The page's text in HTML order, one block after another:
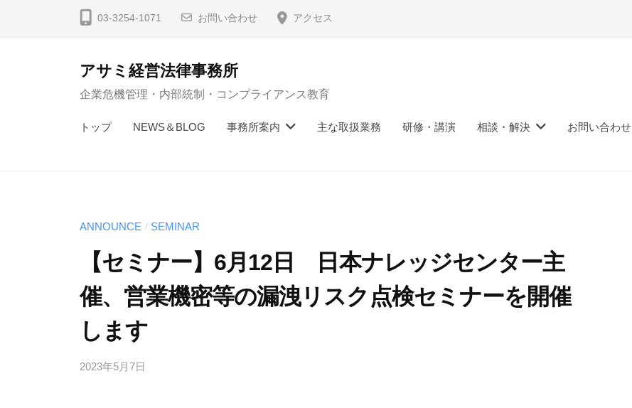
03-3254-1071 お問い合わせ アクセス
アサミ経営法律事務所
企業危機管理・内部統制・コンプライアンス教育
トップ NEWS＆BLOG 事務所案内 主な取扱業務 研修・講演 相談・解決 お問い合わせ
ANNOUNCE / SEMINAR
【セミナー】6月12日 日本ナレッジセンター主
催、営業機密等の漏洩リスク点検セミナーを開催
します
2023年5月7日